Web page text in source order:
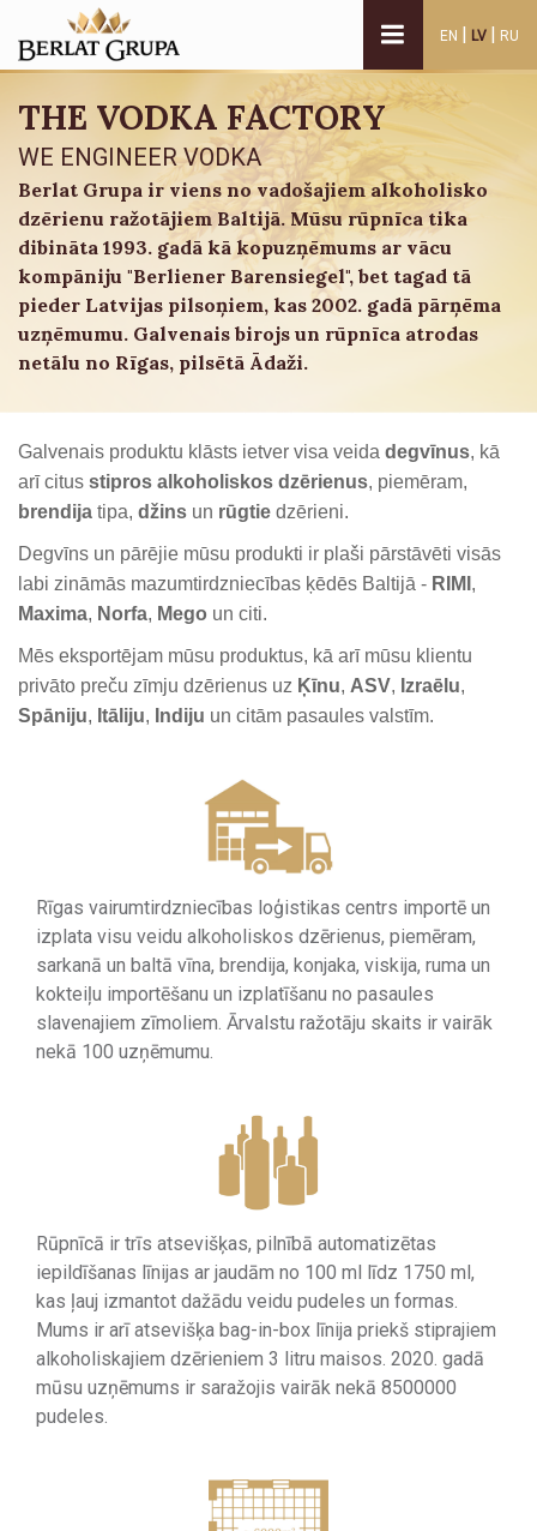
EN | LV | RU
THE VODKA FACTORY
WE ENGINEER VODKA
Berlat Grupa ir viens no vadošajiem alkoholisko
dzērienu ražotājiem Baltijā. Mūsu rūpnīca tika
dibināta 1993. gadā kā kopuzņēmums ar vācu
kompāniju "Berliener Barensiegel", bet tagad tā
pieder Latvijas pilsoņiem, kas 2002. gadā pārņēma
uzņēmumu. Galvenais birojs un rūpnīca atrodas
netālu no Rīgas, pilsētā Ādaži.
Galvenais produktu klāsts ietver visa veida degvīnus, kā
arī citus stipros alkoholiskos dzērienus, piemēram,
brendija tipa, džins un rūgtie dzērieni.
Degvīns un pārējie mūsu produkti ir plaši pārstāvēti visās
labi zināmās mazumtirdzniecības ķēdēs Baltijā - RIMI ,
Maxima, Norfa, Mego un citi.
Mēs eksportējam mūsu produktus, kā arī mūsu klientu
privāto preču zīmju dzērienus uz Ķīnu, ASV, Izraēlu,
Spāniju, Itāliju, Indiju un citām pasaules valstīm.
Rīgas vairumtirdzniecības loģistikas centrs importē un
izplata visu veidu alkoholiskos dzērienus, piemēram,
sarkanā un baltā vīna, brendija, konjaka, viskija, ruma un
kokteiļu importēšanu un izplatīšanu no pasaules
slavenajiem zīmoliem. Ārvalstu ražotāju skaits ir vairāk
nekā 100 uzņēmumu.
Rūpnīcā ir trīs atsevišķas, pilnībā automatizētas
iepildīšanas līnijas ar jaudām no 100 ml līdz 1750 ml,
kas ļauj izmantot dažādu veidu pudeles un formas.
Mums ir arī atsevišķa bag-in-box līnija priekš stiprajiem
alkoholiskajiem dzērieniem 3 litru maisos. 2020. gadā
mūsu uzņēmums ir saražojis vairāk nekā 8500000
pudeles.